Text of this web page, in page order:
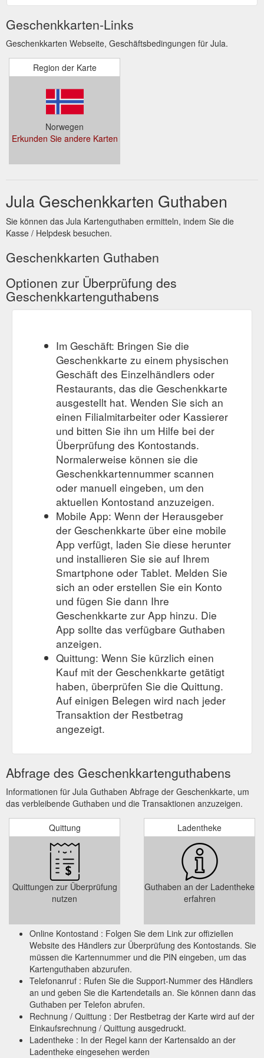
Geschenkkarten-Links
Geschenkkarten Webseite, Geschäftsbedingungen für Jula.
Region der Karte
Norwegen
Erkunden Sie andere Karten
Jula Geschenkkarten Guthaben
Sie können das Jula Kartenguthaben ermitteln, indem Sie die
Kasse / Helpdesk besuchen.
Geschenkkarten Guthaben
Optionen zur Überprüfung des
Geschenkkartenguthabens
Im Geschäft: Bringen Sie die
Geschenkkarte zu einem physischen
Geschäft des Einzelhändlers oder
Restaurants, das die Geschenkkarte
ausgestellt hat. Wenden Sie sich an
einen Filialmitarbeiter oder Kassierer
und bitten Sie ihn um Hilfe bei der
Überprüfung des Kontostands.
Normalerweise können sie die
Geschenkkartennummer scannen
oder manuell eingeben, um den
aktuellen Kontostand anzuzeigen.
Mobile App: Wenn der Herausgeber
der Geschenkkarte über eine mobile
App verfügt, laden Sie diese herunter
und installieren Sie sie auf Ihrem
Smartphone oder Tablet. Melden Sie
sich an oder erstellen Sie ein Konto
und fügen Sie dann Ihre
Geschenkkarte zur App hinzu. Die
App sollte das verfügbare Guthaben
anzeigen.
Quittung: Wenn Sie kürzlich einen
Kauf mit der Geschenkkarte getätigt
haben, überprüfen Sie die Quittung.
Auf einigen Belegen wird nach jeder
Transaktion der Restbetrag
angezeigt.
Abfrage des Geschenkkartenguthabens
Informationen für Jula Guthaben Abfrage der Geschenkkarte, um
das verbleibende Guthaben und die Transaktionen anzuzeigen.
Quittung
Quittungen zur Überprüfung
nutzen
Ladentheke
Guthaben an der Ladentheke
erfahren
Online Kontostand : Folgen Sie dem Link zur offiziellen
Website des Händlers zur Überprüfung des Kontostands. Sie
müssen die Kartennummer und die PIN eingeben, um das
Kartenguthaben abzurufen.
Telefonanruf : Rufen Sie die Support-Nummer des Händlers
an und geben Sie die Kartendetails an. Sie können dann das
Guthaben per Telefon abrufen.
Rechnung / Quittung : Der Restbetrag der Karte wird auf der
Einkaufsrechnung / Quittung ausgedruckt.
Ladentheke : In der Regel kann der Kartensaldo an der
Ladentheke eingesehen werden